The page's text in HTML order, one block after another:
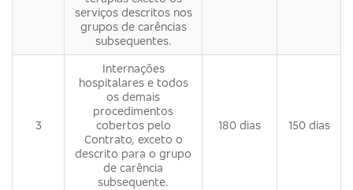
serviços descritos nos
grupos de carências
subsequentes.
3
Internações
hospitalares e todos
os demais
procedimentos
cobertos pelo
Contrato, exceto o
descrito para o grupo
de carência
subsequente.
180 dias 150 dias